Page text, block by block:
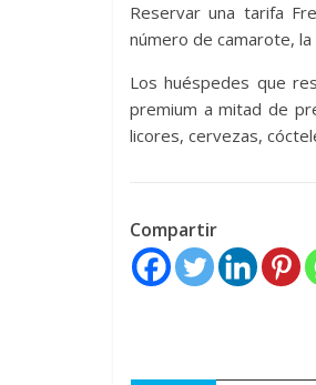
Reservar una tarifa
número de camarote,
Los huéspedes que
premium a mitad de
licores, cervezas,
Compartir